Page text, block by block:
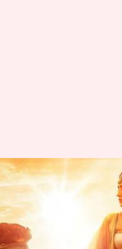
படத்தின்